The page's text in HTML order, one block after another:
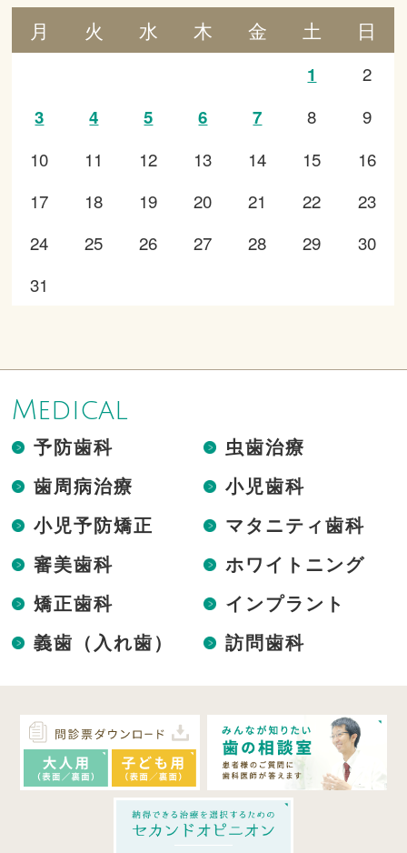
月
火 水 木 金 土 日
1
2
3
4 5 6 7 8
9
10
11 12 13 14 15
16
17
18 19 20 21 22
23
24
25 26 27 28 29
30
31
Medical
予防歯科
虫歯治療
歯周病治療
小児歯科
小児予防矯正
マタニティ歯科
審美歯科
ホワイトニング
矯正歯科
インプラント
義歯（入れ歯）
訪問歯科